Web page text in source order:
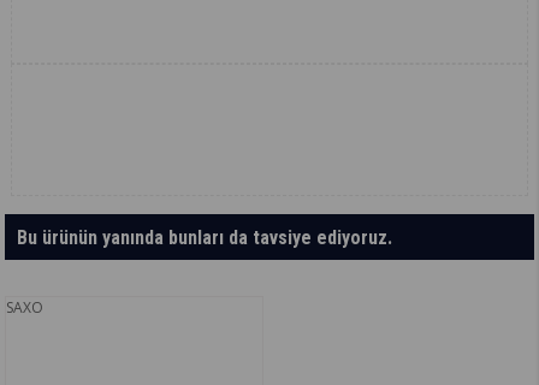
Bu ürünün yanında bunları da tavsiye ediyoruz.
SAXO